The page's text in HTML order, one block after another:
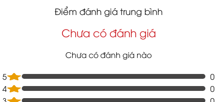
Điểm đánh giá trung bình
Chưa có đánh giá
Chưa có đánh giá nào
5
0
4
0